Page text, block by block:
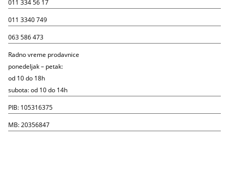
011 334 56 17
011 3340 749
063 586 473
Radno vreme prodavnice
ponedeljak – petak:
od 10 do 18h
subota: od 10 do 14h
PIB: 105316375
MB: 20356847